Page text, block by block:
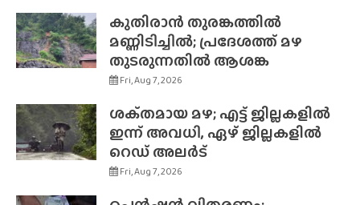
കുതിരാൻ തുരങ്കത്തിൽ
മണ്ണിടിച്ചിൽ; പ്രദേശത്ത് മഴ
തുടരുന്നതിൽ ആശങ്ക
Fri, Aug 7, 2026
ശക്‌തമായ മഴ; എട്ട് ജില്ലകളിൽ
ഇന്ന് അവധി, ഏഴ് ജില്ലകളിൽ
റെഡ് അലർട്
Fri, Aug 7, 2026